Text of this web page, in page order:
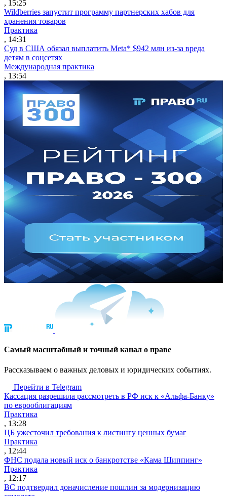
, 15:25
Wildberries запустит программу партнерских хабов для
хранения товаров
Практика
, 14:31
Суд в США обязал выплатить Meta* $942 млн из-за вреда
детям в соцсетях
Международная практика
, 13:54
Cамый масштабный и точный канал о праве
Рассказываем о важных деловых и юридических событиях.
Перейти в Telegram
Кассация разрешила рассмотреть в РФ иск к «Альфа-Банку»
по еврооблигациям
Практика
, 13:28
ЦБ ужесточил требования к листингу ценных бумаг
Практика
, 12:44
ФНС подала новый иск о банкротстве «Кама Шиппинг»
Практика
, 12:17
ВС подтвердил доначисление пошлин за модернизацию